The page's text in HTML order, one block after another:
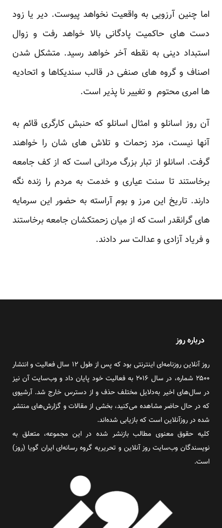
اما چنین آرزویی به واقعیت نخواهد پیوست. دیر یا زود
دست های حاکمیت پادگانی بالا خواهد رفت و زوال
استبداد دینی به نقطه آخر خواهد رسید. متشکل شدن
اصناف و گروه های صنفی در قالب سندیکاها و اتحادیه
ها امری محتوم و تغییر نا پذیر است.
آن روز اسانلو و امثال اسانلو که حنبش کارگری قائم به
آنها نیست، مزد زحمات و تلاش های شان را خواهند
گرفت. اسانلو از تبار بزرگ مردانی است که از کف جامعه
برخاستند تا سنت عیاری و خدمت به مردم را زنده نگه
دارند. تاریخ این مرز و بوم آراسته به حضور این سرمایه
های گرانقدر است که از میان زحمتکشان جامعه برخاستند
و فریاد آزادی و عدالت سر دادند.
درباره روز
روز آنلاین روزنامه‌ای اینترنتی بود که پس از طول ۱۲ سال فعالیت و انتشار
۲۵۰۰ شماره، در سال ۲۰۱۶ به فعالیت خود پایان داد و وب‌سایت آن نیز
در سال‌های اخیر به‌دلایل مختلف حذف و از دسترس خارج شد. آرشیوی
که در حال حاضر مشاهده می‌کنید، بخشی از مقالات و گزارش‌های منتشر
شده در روزآنلاین است که بازیابی شده‌اند.
کلیه حقوق معنوی مطالب بازنشر شده در این مجموعه، متعلق به
نویسندگان وب‌سایت روز آنلاین و تحریریه گروه رسانه‌ای ایران گویا (روز)
است.